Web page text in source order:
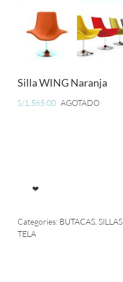
Carrito
Silla WING Naranja
S/1,565.00 AGOTADO
❤
Categories: BUTACAS
TELA